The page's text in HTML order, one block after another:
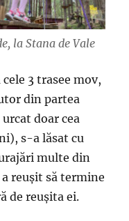
la Stana de Vale
3 trasee mov,
din partea
doar cea
s-a lăsat cu
multe din
reușit să termine
de reușita ei.